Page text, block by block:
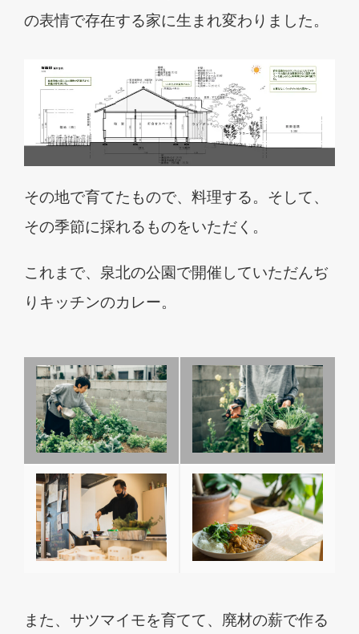
の表情で存在する家に生まれ変わりました。
その地で育てたもので、料理する。そして、
その季節に採れるものをいただく。
これまで、泉北の公園で開催していただんぢ
りキッチンのカレー。
また、サツマイモを育てて、廃材の薪で作る